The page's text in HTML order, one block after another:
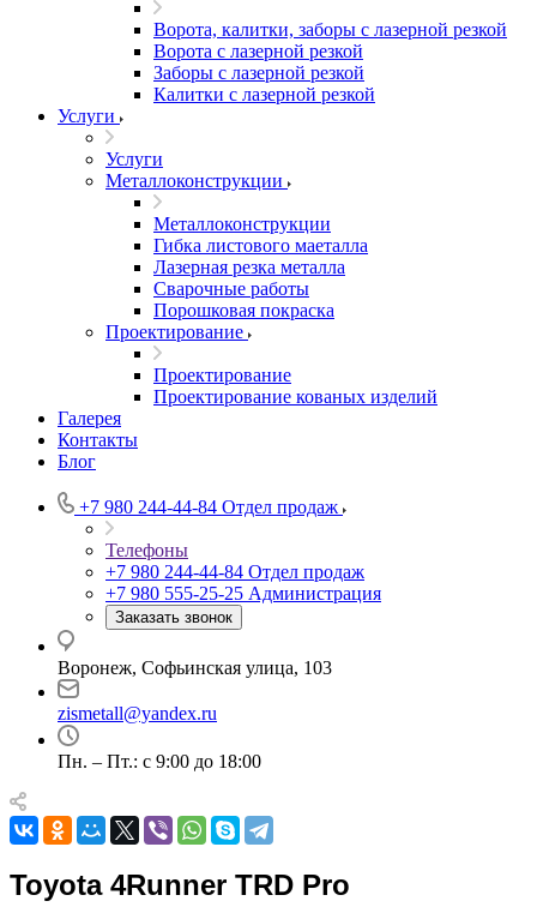
Ворота, калитки, заборы с лазерной резкой
Ворота с лазерной резкой
Заборы с лазерной резкой
Калитки с лазерной резкой
Услуги
Услуги
Металлоконструкции
Металлоконструкции
Гибка листового маеталла
Лазерная резка металла
Сварочные работы
Порошковая покраска
Проектирование
Проектирование
Проектирование кованых изделий
Галерея
Контакты
Блог
+7 980 244-44-84 Отдел продаж
Телефоны
+7 980 244-44-84 Отдел продаж
+7 980 555-25-25 Администрация
Заказать звонок
Воронеж, Софьинская улица, 103
zismetall@yandex.ru
Пн. – Пт.: с 9:00 до 18:00
Toyota 4Runner TRD Pro